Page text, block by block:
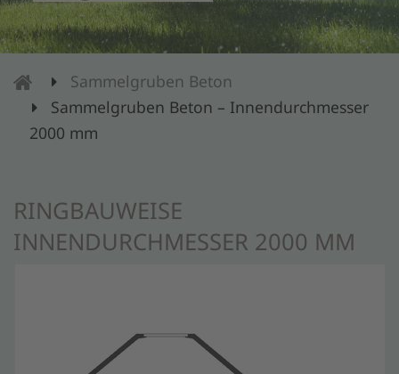
Behälter
–
Wertec
Sammelgruben Beton
Sammelgruben Beton – Innendurchmesser
2000 mm
RINGBAUWEISE
INNENDURCHMESSER 2000 MM